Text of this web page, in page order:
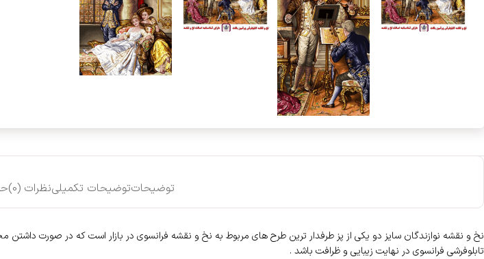
توضیحاتتوضیحات تکمیلینظرات (0)
نخ و نقشه نوازندگان سایز دو یکی از پز طرفدار ترین طرح های مربوط به نخ و نقشه فرانسوی در بازار است که در صورت
تابلوفرشی فرانسوی در نهایت زیبایی و ظرافت باشد .